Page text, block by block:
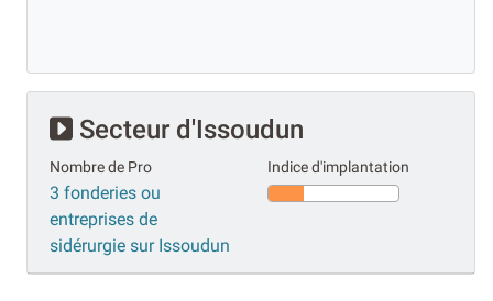
Secteur d'Issoudun
Nombre de Pro
3 fonderies ou
entreprises de
sidérurgie sur Issoudun
Indice d'implantation